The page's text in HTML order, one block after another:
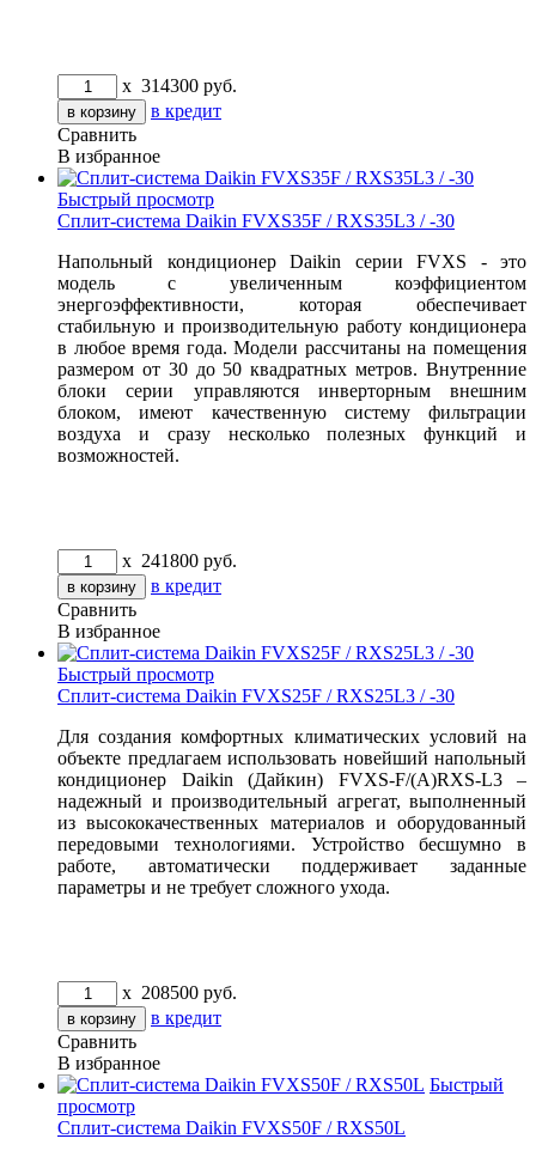
x 314300 руб.
в кредит
Сравнить
В избранное
Быстрый просмотр
Сплит-система Daikin FVXS35F / RXS35L3 / -30
Напольный кондиционер Daikin серии FVXS - это
модель с увеличенным коэффициентом
энергоэффективности, которая обеспечивает
стабильную и производительную работу кондиционера
в любое время года. Модели рассчитаны на помещения
размером от 30 до 50 квадратных метров. Внутренние
блоки серии управляются инверторным внешним
блоком, имеют качественную систему фильтрации
воздуха и сразу несколько полезных функций и
возможностей.
x 241800 руб.
в кредит
Сравнить
В избранное
Быстрый просмотр
Сплит-система Daikin FVXS25F / RXS25L3 / -30
Для создания комфортных климатических условий на
объекте предлагаем использовать новейший напольный
кондиционер Daikin (Дайкин) FVXS-F/(A)RXS-L3 –
надежный и производительный агрегат, выполненный
из высококачественных материалов и оборудованный
передовыми технологиями. Устройство бесшумно в
работе, автоматически поддерживает заданные
параметры и не требует сложного ухода.
x 208500 руб.
в кредит
Сравнить
В избранное
Быстрый
просмотр
Сплит-система Daikin FVXS50F / RXS50L